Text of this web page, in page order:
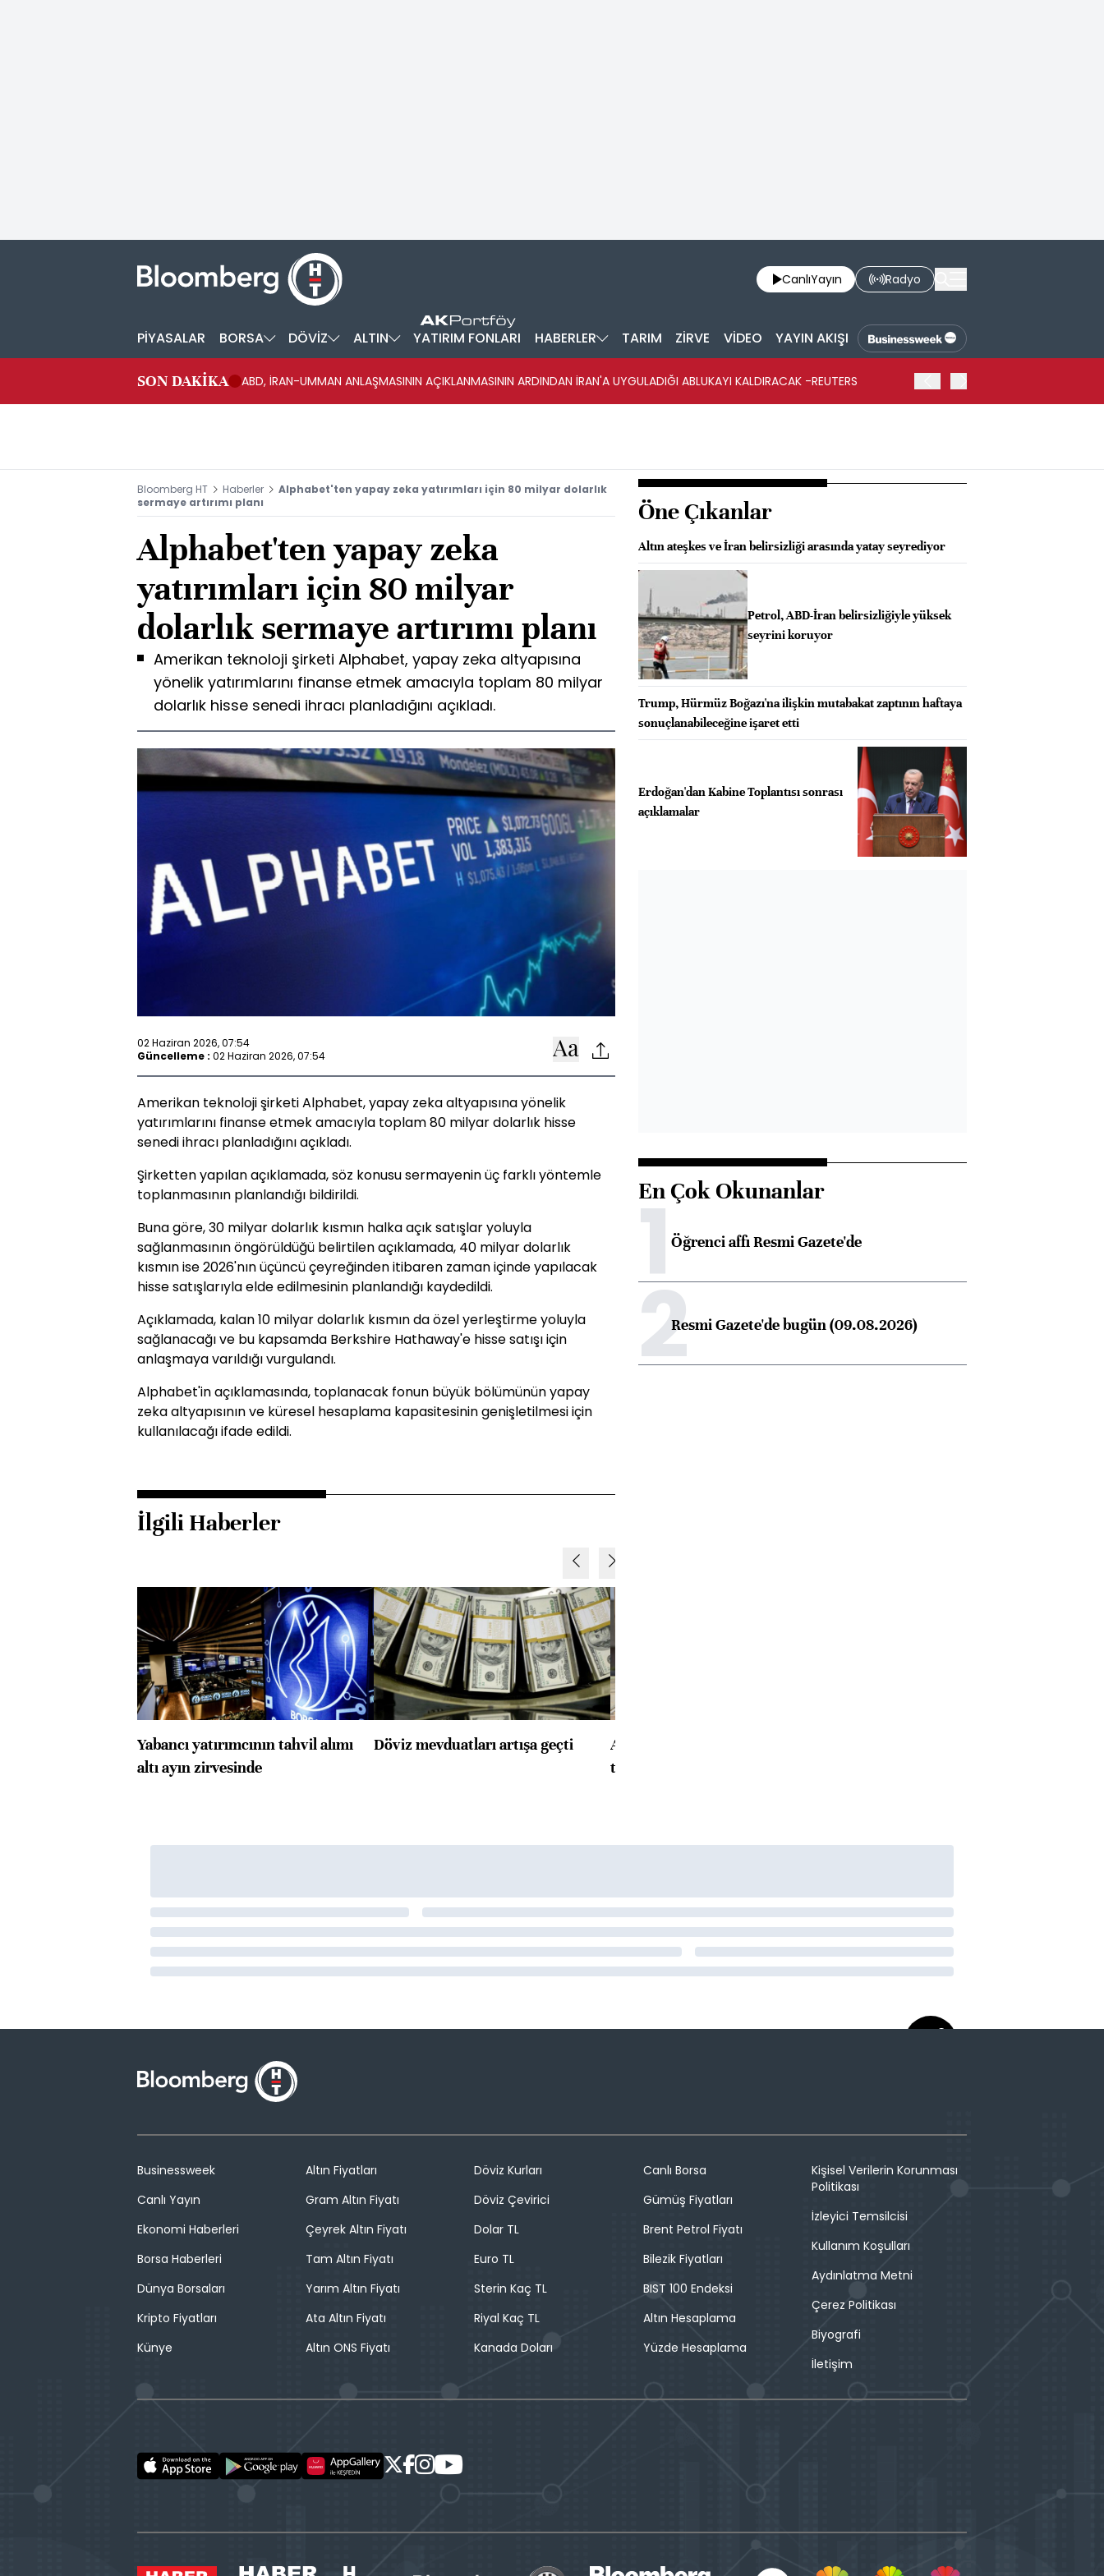
CanlıYayın Radyo
PİYASALAR BORSA DÖVİZ ALTIN YATIRIM FONLARI HABERLER TARIM ZİRVE VİDEO YAYIN AKIŞI
SON DAKİKA ABD, İRAN-UMMAN ANLAŞMASININ AÇIKLANMASININ ARDINDAN İRAN'A UYGULADIĞI ABLUKAYI KALDIRACAK -REUTERS
Bloomberg HT Haberler
Alphabet'ten yapay zeka yatırımları için 80 milyar dolarlık
sermaye artırımı planı
Alphabet'ten yapay zeka
yatırımları için 80 milyar
dolarlık sermaye artırımı planı
Amerikan teknoloji şirketi Alphabet, yapay zeka altyapısına
yönelik yatırımlarını finanse etmek amacıyla toplam 80 milyar
dolarlık hisse senedi ihracı planladığını açıkladı.
02 Haziran 2026, 07:54
Güncelleme : 02 Haziran 2026, 07:54
Amerikan teknoloji şirketi Alphabet, yapay zeka altyapısına yönelik
yatırımlarını finanse etmek amacıyla toplam 80 milyar dolarlık hisse
senedi ihracı planladığını açıkladı.
Şirketten yapılan açıklamada, söz konusu sermayenin üç farklı yöntemle
toplanmasının planlandığı bildirildi.
Buna göre, 30 milyar dolarlık kısmın halka açık satışlar yoluyla
sağlanmasının öngörüldüğü belirtilen açıklamada, 40 milyar dolarlık
kısmın ise 2026'nın üçüncü çeyreğinden itibaren zaman içinde yapılacak
hisse satışlarıyla elde edilmesinin planlandığı kaydedildi.
Açıklamada, kalan 10 milyar dolarlık kısmın da özel yerleştirme yoluyla
sağlanacağı ve bu kapsamda Berkshire Hathaway'e hisse satışı için
anlaşmaya varıldığı vurgulandı.
Alphabet'in açıklamasında, toplanacak fonun büyük bölümünün yapay
zeka altyapısının ve küresel hesaplama kapasitesinin genişletilmesi için
kullanılacağı ifade edildi.
İlgili Haberler
Yabancı yatırımcının tahvil alımı
altı ayın zirvesinde
Döviz mevduatları artışa geçti
ABD'de konut başlangıçları
toparlandı
Öne Çıkanlar
Altın ateşkes ve İran belirsizliği arasında yatay seyrediyor
Petrol, ABD-İran belirsizliğiyle yüksek
seyrini koruyor
Trump, Hürmüz Boğazı'na ilişkin mutabakat zaptının haftaya
sonuçlanabileceğine işaret etti
Erdoğan'dan Kabine Toplantısı sonrası
açıklamalar
En Çok Okunanlar
1Öğrenci affı Resmi Gazete'de
2Resmi Gazete'de bugün (09.08.2026)
Businessweek
Canlı Yayın
Ekonomi Haberleri
Borsa Haberleri
Dünya Borsaları
Kripto Fiyatları
Künye
Altın Fiyatları
Gram Altın Fiyatı
Çeyrek Altın Fiyatı
Tam Altın Fiyatı
Yarım Altın Fiyatı
Ata Altın Fiyatı
Altın ONS Fiyatı
Döviz Kurları
Döviz Çevirici
Dolar TL
Euro TL
Sterin Kaç TL
Riyal Kaç TL
Kanada Doları
Canlı Borsa
Gümüş Fiyatları
Brent Petrol Fiyatı
Bilezik Fiyatları
BIST 100 Endeksi
Altın Hesaplama
Yüzde Hesaplama
Kişisel Verilerin Korunması
Politikası
İzleyici Temsilcisi
Kullanım Koşulları
Aydınlatma Metni
Çerez Politikası
Biyografi
İletişim